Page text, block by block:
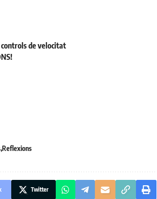
controls de velocitat
Reflexions
Twitter